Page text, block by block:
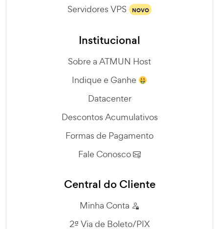
Servidores VPS NOVO
Institucional
Sobre a ATMUN Host
Indique e Ganhe
Datacenter
Descontos Acumulativos
Formas de Pagamento
Fale Conosco
Central do Cliente
Minha Conta
2ª Via de Boleto/PIX